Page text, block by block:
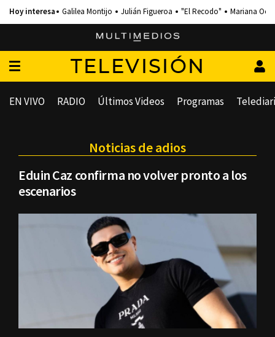
Galilea Montijo Julián Figueroa "El Recodo" Mariana
TELEVISIÓN
EN VIVO RADIO Últimos Videos Programas
Noticias de adios
Eduin Caz confirma no volver pronto a los
escenarios